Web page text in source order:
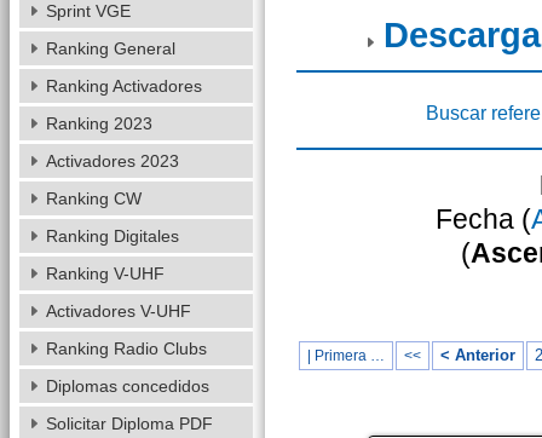
Buscar
Fecha (
(
| Primera … << < Anterior
Sprint VGE
Ranking General
Ranking Activadores
Ranking 2023
Activadores 2023
Ranking CW
Ranking Digitales
Ranking V-UHF
Activadores V-UHF
Ranking Radio Clubs
Diplomas concedidos
Solicitar Diploma PDF